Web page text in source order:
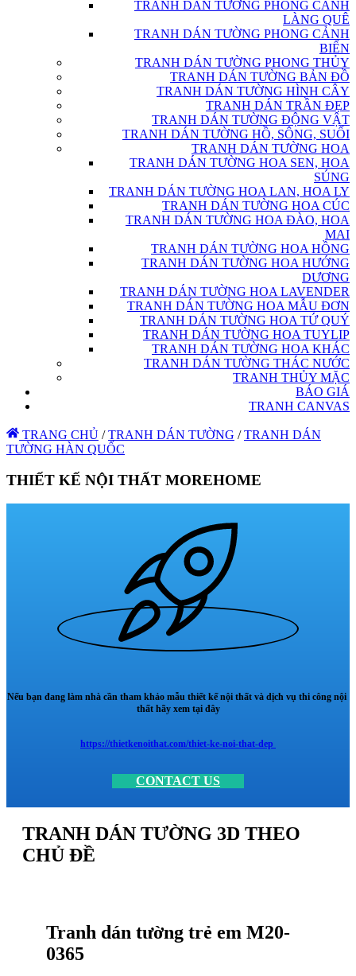
TRANH DÁN TƯỜNG PHONG CẢNH
LÀNG QUÊ
TRANH DÁN TƯỜNG PHONG CẢNH
BIỂN
TRANH DÁN TƯỜNG PHONG THỦY
TRANH DÁN TƯỜNG BẢN ĐỒ
TRANH DÁN TƯỜNG HÌNH CÂY
TRANH DÁN TRẦN ĐẸP
TRANH DÁN TƯỜNG ĐỘNG VẬT
TRANH DÁN TƯỜNG HỒ, SÔNG, SUỐI
TRANH DÁN TƯỜNG HOA
TRANH DÁN TƯỜNG HOA SEN, HOA
SÚNG
TRANH DÁN TƯỜNG HOA LAN, HOA LY
TRANH DÁN TƯỜNG HOA CÚC
TRANH DÁN TƯỜNG HOA ĐÀO, HOA
MAI
TRANH DÁN TƯỜNG HOA HỒNG
TRANH DÁN TƯỜNG HOA HƯỚNG
DƯƠNG
TRANH DÁN TƯỜNG HOA LAVENDER
TRANH DÁN TƯỜNG HOA MẪU ĐƠN
TRANH DÁN TƯỜNG HOA TỨ QUÝ
TRANH DÁN TƯỜNG HOA TUYLIP
TRANH DÁN TƯỜNG HOA KHÁC
TRANH DÁN TƯỜNG THÁC NƯỚC
TRANH THỦY MẶC
BÁO GIÁ
TRANH CANVAS
TRANG CHỦ / TRANH DÁN TƯỜNG / TRANH DÁN
TƯỜNG HÀN QUỐC
THIẾT KẾ NỘI THẤT MOREHOME
Nếu bạn đang làm nhà cần tham khảo mẫu thiết kế nội thất và dịch vụ thi công nội
thất hãy xem tại đây
https://thietkenoithat.com/thiet-ke-noi-that-dep
CONTACT US
TRANH DÁN TƯỜNG 3D THEO
CHỦ ĐỀ
Tranh dán tường trẻ em M20-
0365